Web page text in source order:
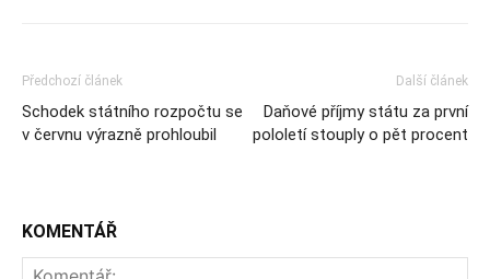
Předchozí článek
Schodek státního rozpočtu se
v červnu výrazně prohloubil
Další článek
Daňové příjmy státu za první
pololetí stouply o pět procent
KOMENTÁŘ